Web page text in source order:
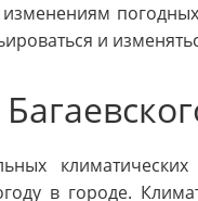
и
в городе.